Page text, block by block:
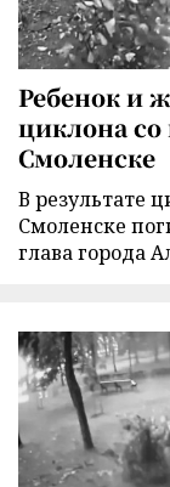
Ребенок и
циклона
Смоленске
В результате
Смоленске
глава города